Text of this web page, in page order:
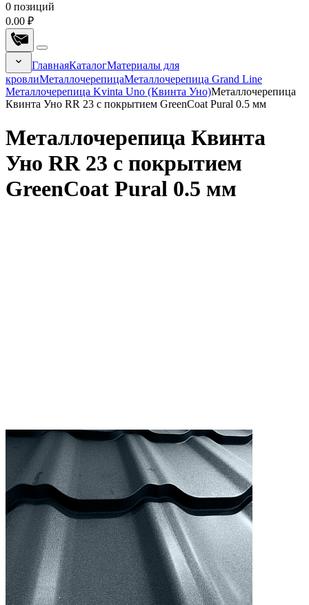
0 позиций
0.00 ₽
ГлавнаяКаталогМатериалы для
кровлиМеталлочерепицаМеталлочерепица Grand Line
Металлочерепица Kvinta Uno (Квинта Уно)Металлочерепица
Квинта Уно RR 23 с покрытием GreenCoat Pural 0.5 мм
Металлочерепица Квинта
Уно RR 23 с покрытием
GreenCoat Pural 0.5 мм